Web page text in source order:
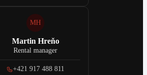
MH
Martin Hreňo
Rental manager
+421 917 488 811